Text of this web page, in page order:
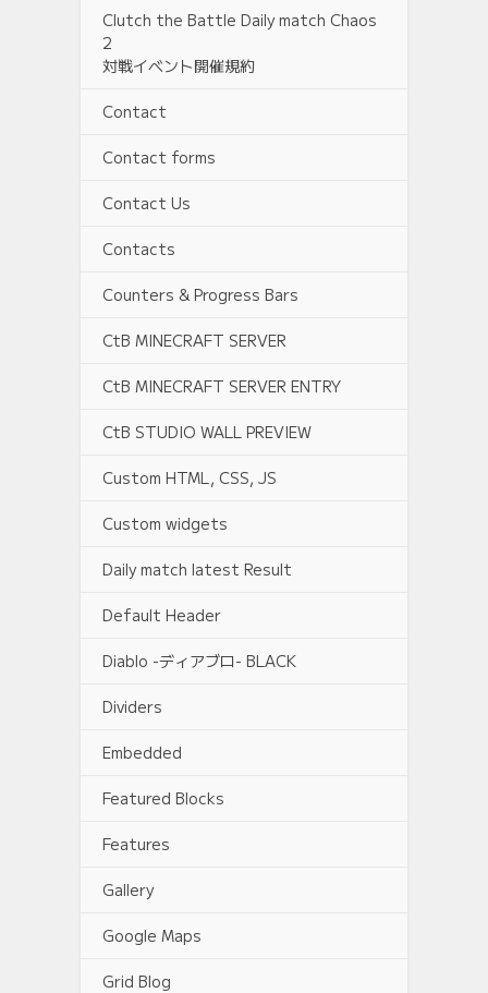
Clutch the Battle Daily match Chaos
2
対戦イベント開催規約
Contact
Contact forms
Contact Us
Contacts
Counters & Progress Bars
CtB MINECRAFT SERVER
CtB MINECRAFT SERVER ENTRY
CtB STUDIO WALL PREVIEW
Custom HTML, CSS, JS
Custom widgets
Daily match latest Result
Default Header
Diablo -ディアブロ- BLACK
Dividers
Embedded
Featured Blocks
Features
Gallery
Google Maps
Grid Blog